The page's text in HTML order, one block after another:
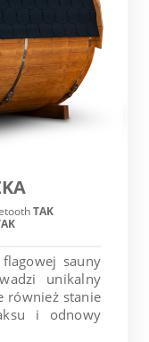
TAK
sauny
unikalny
również stanie
i odnowy